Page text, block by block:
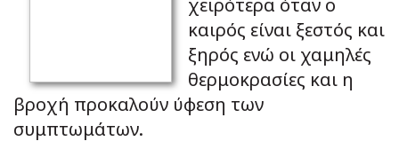
καιρός είναι ξεστός και
ξηρός ενώ οι χαμηλές
θερμοκρασίες και η
βροχή προκαλούν ύφεση των
συμπτωμάτων.